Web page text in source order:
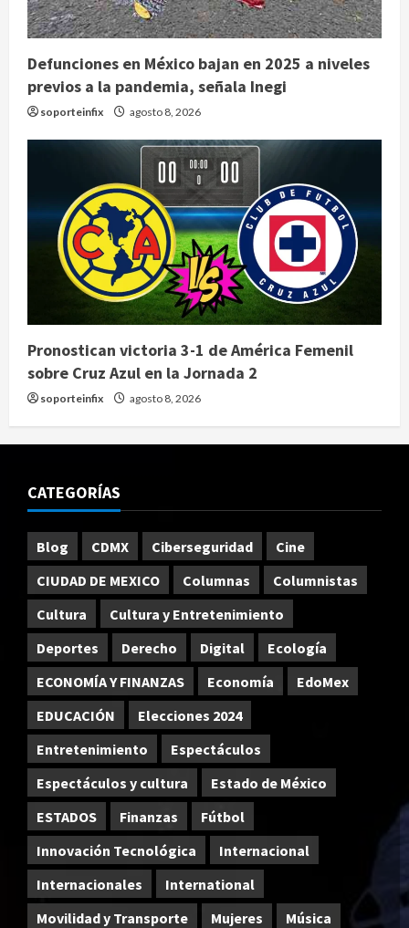
Defunciones en México bajan en 2025 a niveles
previos a la pandemia, señala Inegi
soporteinfix agosto 8, 2026
Pronostican victoria 3-1 de América Femenil
sobre Cruz Azul en la Jornada 2
soporteinfix agosto 8, 2026
CATEGORÍAS
Blog CDMX Ciberseguridad
Cine
CIUDAD DE MEXICO
Columnas
Columnistas
Cultura
Cultura y Entretenimiento
Deportes
Derecho Digital
Ecología
ECONOMÍA Y FINANZAS
Economía
EdoMex
EDUCACIÓN
Elecciones 2024
Entretenimiento
Espectáculos
Espectáculos y cultura
Estado de México
ESTADOS
Finanzas
Fútbol
Innovación Tecnológica
Internacional
Internacionales
International
Movilidad y Transporte
Mujeres
Música